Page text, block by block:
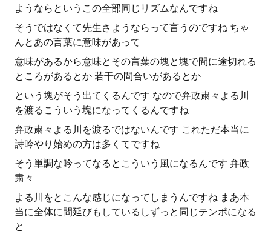
ようならというこの全部同じリズムなんですね
そうではなくて先生さようならって言うのですね ちゃ
んとあの言葉に意味があって
意味があるから意味とその言葉の塊と塊で間に途切れる
ところがあるとか 若干の間合いがあるとか
という塊がそう出てくるんです なので弁政粛々よる川
を渡るこういう塊になってくるんですね
弁政粛々よる川を渡るではないんです これただ本当に
詩吟やり始めの方は多くてですね
そう単調な吟ってなるとこういう風になるんです 弁政
粛々
よる川をとこんな感じになってしまうんですね まあ本
当に全体に間延びもしているしずっと同じテンポになる
と